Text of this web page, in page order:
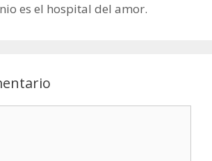
es el hospital del amor.